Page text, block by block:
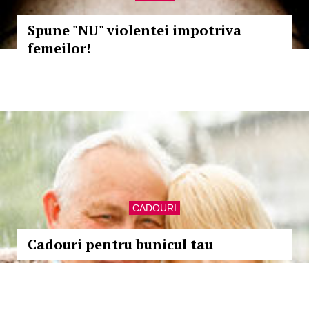
Spune "NU" violentei impotriva
femeilor!
CADOURI
Cadouri pentru bunicul tau